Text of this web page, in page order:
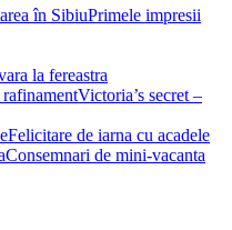
Primele impresii
la fereastra
Victoria’s secret –
Felicitare de iarna cu acadele
Consemnari de mini-vacanta